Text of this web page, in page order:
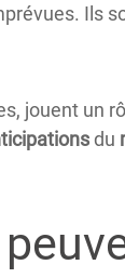
Ils
jouent un
du